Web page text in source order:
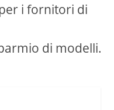
i fornitori di
di modelli.